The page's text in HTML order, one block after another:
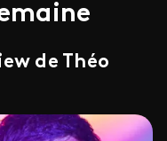
de Théo